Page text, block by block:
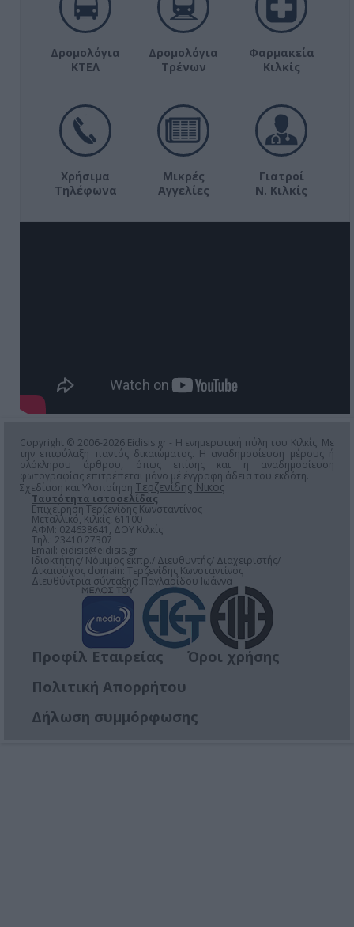
Δρομολόγια
ΚΤΕΛ
Δρομολόγια
Τρένων
Φαρμακεία
Κιλκίς
Χρήσιμα
Τηλέφωνα
Μικρές
Αγγελίες
Γιατροί
Ν. Κιλκίς
Copyright © 2006-2026 Eidisis.gr - Η ενημερωτική πύλη του Κιλκίς. Με
την επιφύλαξη παντός δικαιώματος. Η αναδημοσίευση μέρους ή
ολόκληρου άρθρου, όπως επίσης και η αναδημοσίευση
φωτογραφίας επιτρέπεται μόνο μέ έγγραφη άδεια του εκδότη.
Σχεδίαση και Υλοποίηση Τερζενίδης Νικος
Ταυτότητα ιστοσελίδας
Επιχείρηση Τερζενίδης Κωνσταντίνος
Μεταλλικό, Κιλκίς, 61100
ΑΦΜ: 024638641, ΔΟΥ Κιλκίς
Τηλ.: 23410 27307
Email: eidisis@eidisis.gr
Ιδιοκτήτης/ Νόμιμος εκπρ./ Διευθυντής/ Διαχειριστής/
Δικαιούχος domain: Τερζενίδης Κωνσταντίνος
Διευθύντρια σύνταξης: Παγλαρίδου Ιωάννα
Προφίλ Εταιρείας
Όροι χρήσης
Πολιτική Απορρήτου
Δήλωση συμμόρφωσης